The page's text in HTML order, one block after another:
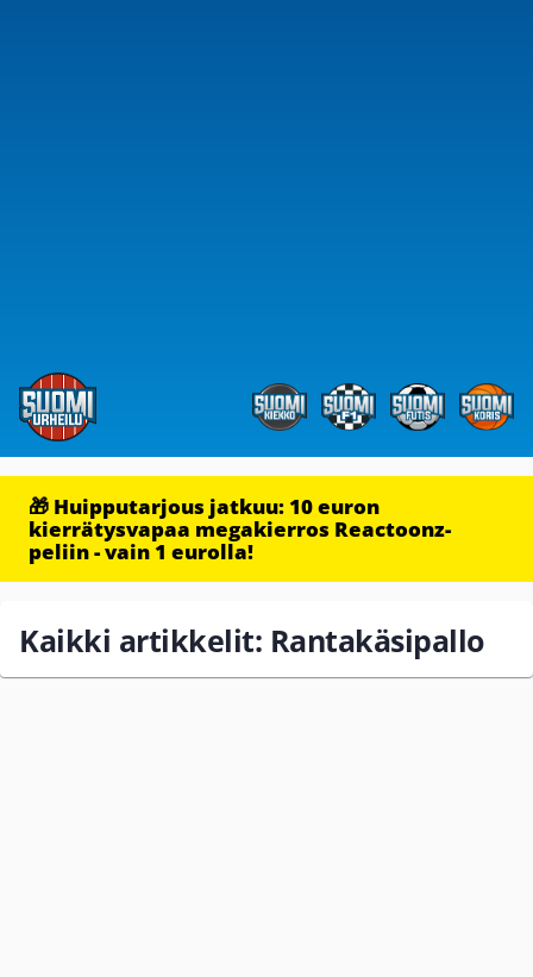
🎁 Huipputarjous jatkuu: 10 euron
kierrätysvapaa megakierros Reactoonz-
peliin - vain 1 eurolla!
Kaikki artikkelit: Rantakäsipallo